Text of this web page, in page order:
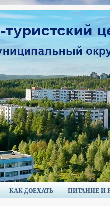
КАК ДОЕХАТЬ ПИТАНИЕ И